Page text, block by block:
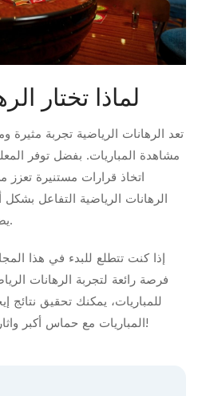
لماذا تختار
تعد الرهانات الرياضية تجربة
مشاهدة المباريات. بفضل توفر
اتخاذ قرارات مستنيرة
الرهانات الرياضية التفاعل بشكل
يضيف المزيد من المتعة والإثارة.
فرصة رائعة لتجربة الرهانات
للمباريات، يمكنك تحقيق نتائج
المباريات مع حماس أكبر واثارة جديدة مع كل رهان تقوم به!